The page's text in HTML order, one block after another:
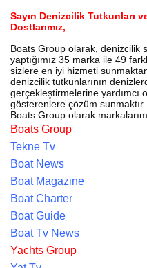
Sayın Denizcilik Tutkunları
Dostlarımız,
Boats Group olarak, denizcilik
yaptığımız 35 marka ile 49
sizlere en iyi hizmeti
denizcilik tutkunlarının
gerçekleştirmelerine yardımcı
gösterenlere çözüm sunmaktır.
Boats Group olarak
Boats Group
Tekne Tv
Boat News
Boat Magazine
Boat Charter
Boat Guide
Boat Tv News
Yachts Group